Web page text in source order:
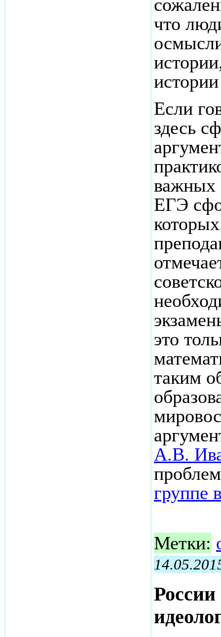
что
Если
здесь
важных
ЕГЭ
это
таким
А.В.
группе
Метки: